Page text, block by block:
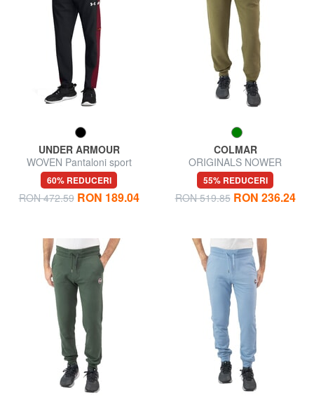
UNDER ARMOUR
WOVEN Pantaloni sport
60% REDUCERI
RON 472.59 RON 189.04
COLMAR
ORIGINALS NOWER
Pantaloni de trening
55% REDUCERI
RON 519.85 RON 236.24